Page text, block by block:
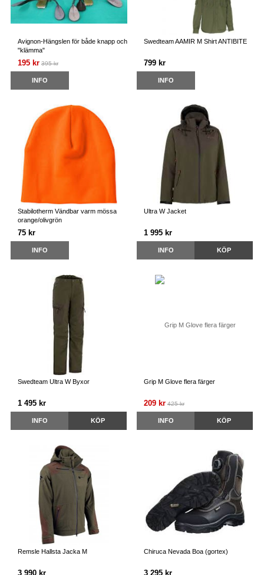
Avignon-Hängslen för både knapp och
"klämma"
195 kr 395 kr
INFO
Swedteam AAMIR M Shirt ANTIBITE
799 kr
INFO
Stabilotherm Vändbar varm mössa
orange/olivgrön
75 kr
INFO
Ultra W Jacket
1 995 kr
INFO KÖP
Swedteam Ultra W Byxor
1 495 kr
INFO KÖP
Grip M Glove flera färger
209 kr 425 kr
INFO KÖP
Remsle Hallsta Jacka M
3 990 kr
Chiruca Nevada Boa (gortex)
3 295 kr